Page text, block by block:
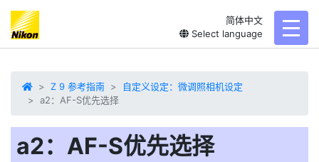
简体中文
Select language
Z 9 参考指南
自定义设定：微调照相机设定
a2：AF-S优先选择
a2：AF-S优先选择